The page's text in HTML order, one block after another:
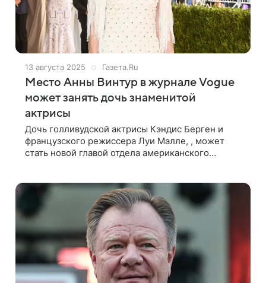
13 августа 2025 Газета.Ru
Место Анны Винтур в журнале Vogue
может занять дочь знаменитой
актрисы
Дочь голливудской актрисы Кэндис Берген и
французского режиссера Луи Малле, , может
стать новой главой отдела американского